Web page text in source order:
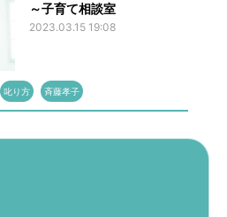
～子育て相談室
2023.03.15 19:08
叱り方 斉藤孝子